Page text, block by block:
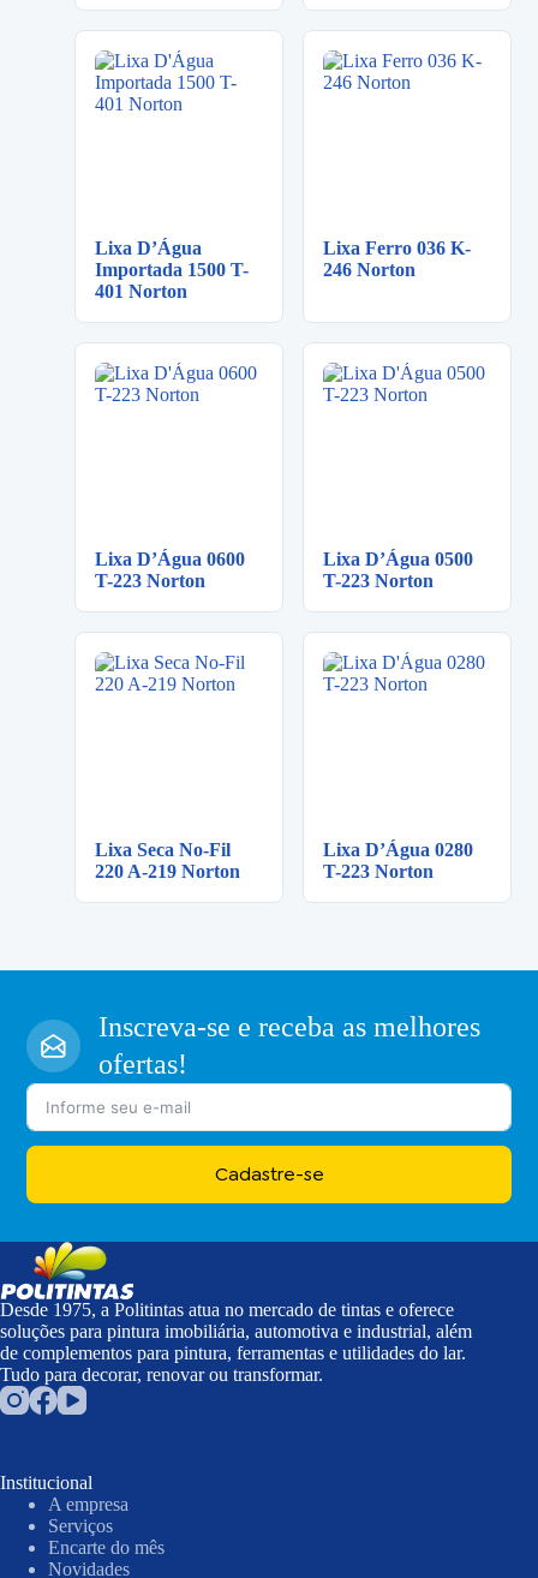
Lixa D’Água
Importada 1500 T-
401 Norton
Lixa Ferro 036 K-
246 Norton
Lixa D’Água 0600
T-223 Norton
Lixa D’Água 0500
T-223 Norton
Lixa Seca No-Fil
220 A-219 Norton
Lixa D’Água 0280
T-223 Norton
Inscreva-se e receba as melhores
ofertas!
Cadastre-se
Desde 1975, a Politintas atua no mercado de tintas e oferece
soluções para pintura imobiliária, automotiva e industrial, além
de complementos para pintura, ferramentas e utilidades do lar.
Tudo para decorar, renovar ou transformar.
Institucional
A empresa
Serviços
Encarte do mês
Novidades